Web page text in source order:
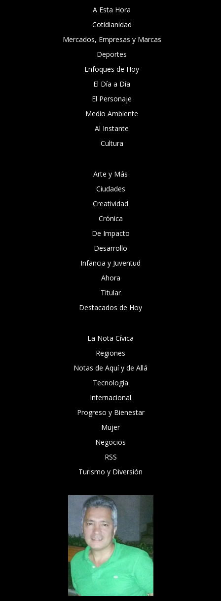
A Esta Hora
Cotidianidad
Mercados, Empresas y Marcas
Deportes
Enfoques de Hoy
El Día a Día
El Personaje
Medio Ambiente
Al Instante
Cultura
Arte y Más
Ciudades
Creatividad
Crónica
De Impacto
Desarrollo
Infancia y Juventud
Ahora
Titular
Destacados de Hoy
La Nota Cívica
Regiones
Notas de Aquí y de Allá
Tecnología
Internacional
Progreso y Bienestar
Mujer
Negocios
RSS
Turismo y Diversión